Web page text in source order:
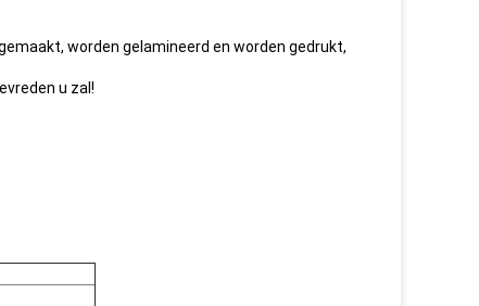
worden gelamineerd en worden gedrukt,
u zal!